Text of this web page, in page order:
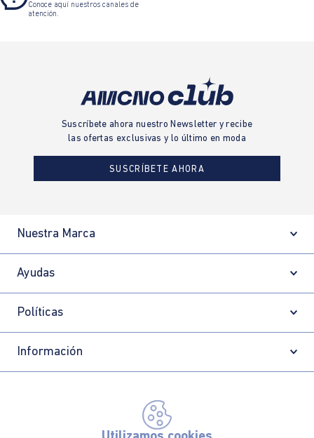
Conoce aquí nuestros canales de
atención.
Suscríbete ahora nuestro Newsletter y recibe
las ofertas exclusivas y lo último en moda
SUSCRÍBETE AHORA
Nuestra Marca
Ayudas
Políticas
Información